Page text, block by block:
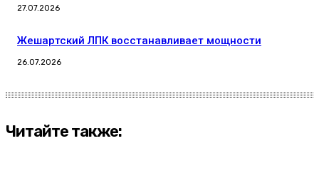
27.07.2026
Жешартский ЛПК восстанавливает мощности
26.07.2026
Читайте также: